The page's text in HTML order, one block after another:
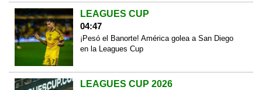
LEAGUES CUP
04:47
¡Pesó el Banorte! América golea a San Diego
en la Leagues Cup
LEAGUES CUP 2026